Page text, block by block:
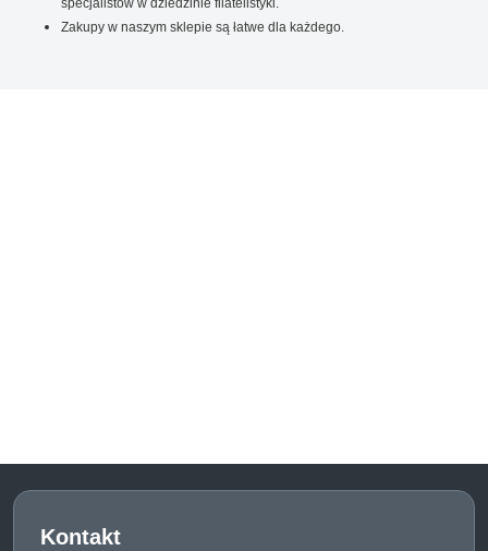
Zakupy w naszym sklepie są łatwe dla każdego.
Kontakt